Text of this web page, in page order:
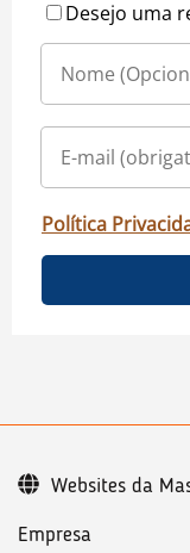
Desejo uma
Política
Empresa
Websites da